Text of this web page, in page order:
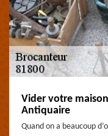
Vider votre
Antiquaire
Quand on a beaucoup